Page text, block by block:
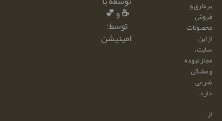
برداری و
فروش
محصولات
از این
سایت،
مجاز نبوده
و مشکل
شرعی
دارد.
از
☕ و 💕
توسط:
امینیشن